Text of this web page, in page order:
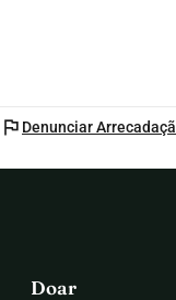
flag Denunciar
Doar